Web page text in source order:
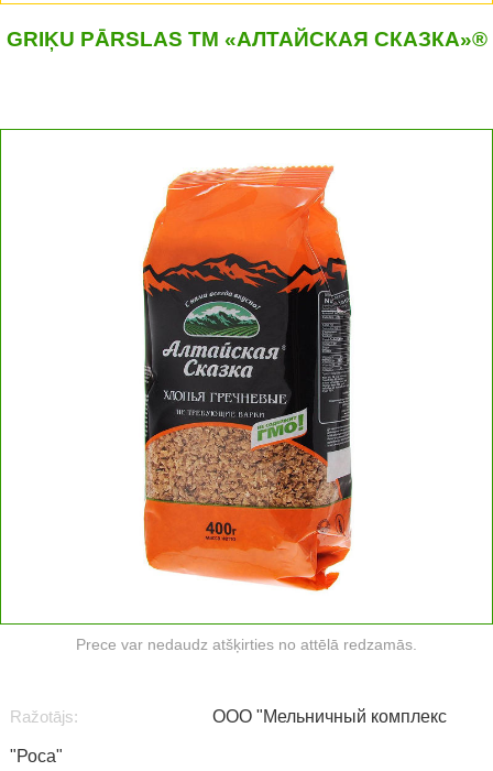
GRIĶU PĀRSLAS ТМ «АЛТАЙСКАЯ СКАЗКА»®
Prece var nedaudz atšķirties no attēlā redzamās.
Ražotājs: ООО "Мельничный комплекс
"Роса"